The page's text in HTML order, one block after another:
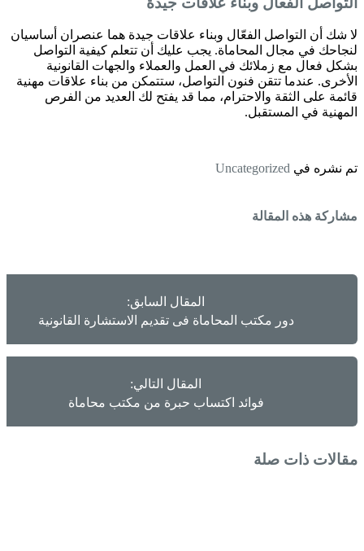
لا شك أن التواصل الفعّال وبناء علاقات جيدة هما عنصران أساسيان
لنجاحك في مجال المحاماة. يجب عليك أن تتعلم كيفية التواصل
بشكل فعال مع زملائك في العمل والعملاء والجهات القانونية
الأخرى. عندما تتقن فنون التواصل، ستتمكن من بناء علاقات مهنية
قائمة على الثقة والاحترام، مما قد يفتح لك العديد من الفرص
المهنية في المستقبل.
تم نشره في Uncategorized
مشاركة هذه المقالة
المقال السابق:
دور مكتب المحاماة فى تقديم الاستشارة القانونية
المقال التالي:
فوائد اكتساب حبرة من مكتب محاماة
مقالات ذات صلة